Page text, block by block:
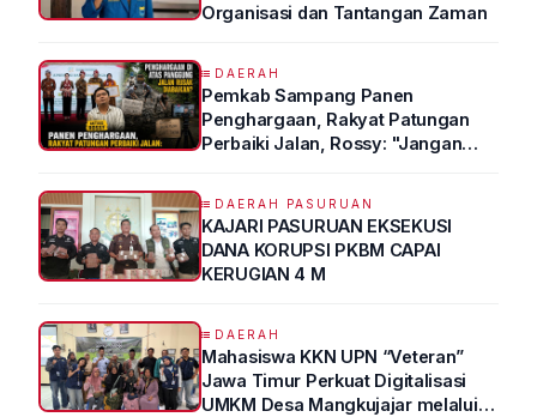
Organisasi dan Tantangan Zaman
DAERAH
Pemkab Sampang Panen
Penghargaan, Rakyat Patungan
Perbaiki Jalan, Rossy: "Jangan
DAERAH PASURUAN
KAJARI PASURUAN EKSEKUSI
DANA KORUPSI PKBM CAPAI
KERUGIAN 4 M
DAERAH
Mahasiswa KKN UPN “Veteran”
Jawa Timur Perkuat Digitalisasi
UMKM Desa Mangkujajar melalui